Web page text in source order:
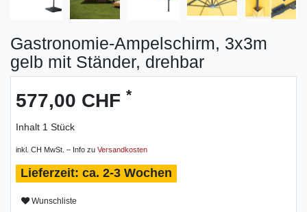
Gastronomie-Ampelschirm, 3x3m
gelb mit Ständer, drehbar
577,00 CHF *
Inhalt 1 Stück
inkl. CH MwSt. – Info zu Versandkosten
ca. 2-3 Wochen
Wunschliste